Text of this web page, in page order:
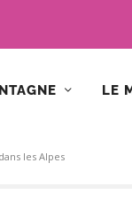
LE
les Alpes